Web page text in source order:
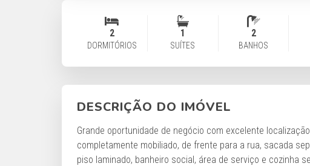
2
DORMITÓRIOS
1
SUÍTES
2
BANHOS
DESCRIÇÃO DO IMÓVEL
Grande oportunidade de negócio com excelente
completamente mobiliado, de frente para a rua, sacada
piso laminado, banheiro social, área de serviço e cozinha